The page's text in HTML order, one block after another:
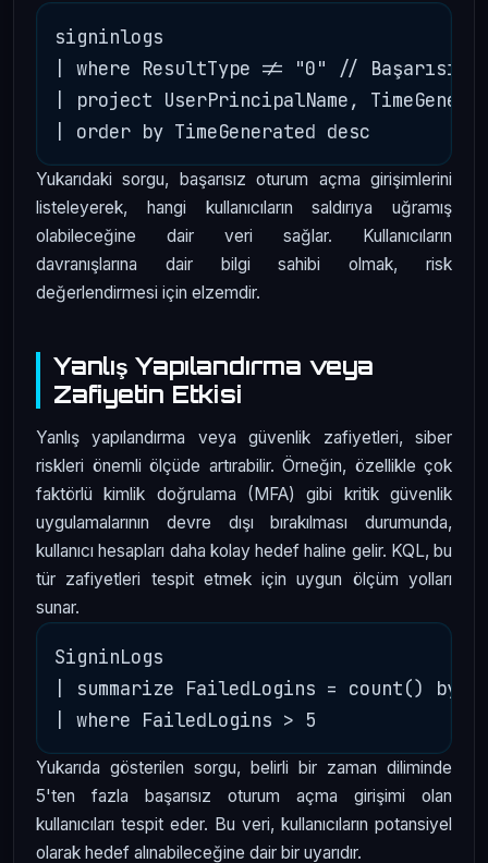
signinlogs
| where ResultType != "0" // Başarısız
| project UserPrincipalName,
Yukarıdaki sorgu, başarısız oturum açma girişimlerini
listeleyerek, hangi kullanıcıların saldırıya uğramış
olabileceğine dair veri sağlar. Kullanıcıların
davranışlarına dair bilgi sahibi olmak, risk
değerlendirmesi için elzemdir.
Yanlış Yapılandırma veya
Zafiyetin Etkisi
Yanlış yapılandırma veya güvenlik zafiyetleri, siber
riskleri önemli ölçüde artırabilir. Örneğin, özellikle çok
faktörlü kimlik doğrulama (MFA) gibi kritik güvenlik
uygulamalarının devre dışı bırakılması durumunda,
kullanıcı hesapları daha kolay hedef haline gelir. KQL, bu
tür zafiyetleri tespit etmek için uygun ölçüm yolları
sunar.
SigninLogs
| summarize FailedLogins = count() by
Yukarıda gösterilen sorgu, belirli bir zaman diliminde
5'ten fazla başarısız oturum açma girişimi olan
kullanıcıları tespit eder. Bu veri, kullanıcıların potansiyel
olarak hedef alınabileceğine dair bir uyarıdır.